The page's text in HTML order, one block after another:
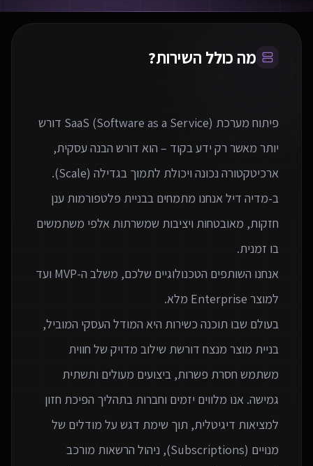
מה כולל השירות?
פיתוח מערכת SaaS (Software as a Service) דורש
יותר מאשר רק ידע בקוד – הוא דורש הבנה עסקית,
ב-מדיה דיל אנחנו מתמחים בבניית פלטפורמות ענן
חזקות, מאובטחות ויציבות שמשרתות אלפי משתמשים
אנחנו השותפים הטכנולוגיים שלכם, משלב ה-MVP ועד
בעולם שבו תוכנה כשירות היא המודל העסקי המוביל,
בניית מוצר מנצח דורשת שילוב מדויק של חווית
משתמש חסרת פשרות, ביצועים מעולים ותשתית
גמישה. אנו מלווים יזמים וחברות בתהליך הפיכת חזון
למציאות דיגיטלית, תוך שימת דגש על מודלים של
מנויים (Subscriptions), ניהול הרשאות מורכב